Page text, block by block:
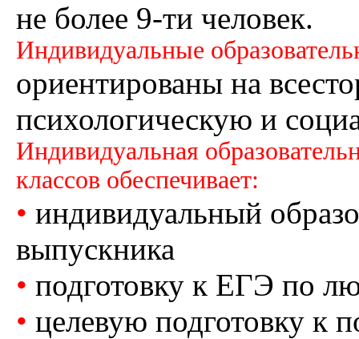
не более 9-ти человек.
Индивидуальные
ориентированы на
психологическую и
Индивидуальная
классов обеспечивает:
• индивидуальный
выпускника
• подготовку к ЕГЭ по
• целевую подготовку к